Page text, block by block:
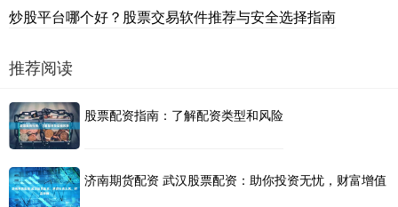
炒股平台哪个好？股票交易软件推荐与安全选择指南
推荐阅读
股票配资指南：了解配资类型和风险
济南期货配资 武汉股票配资：助你投资无忧，财富增值